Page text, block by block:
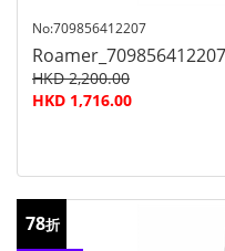
No:709856412207
Roamer_709856412207
HKD 2,200.00
HKD 1,716.00
78折